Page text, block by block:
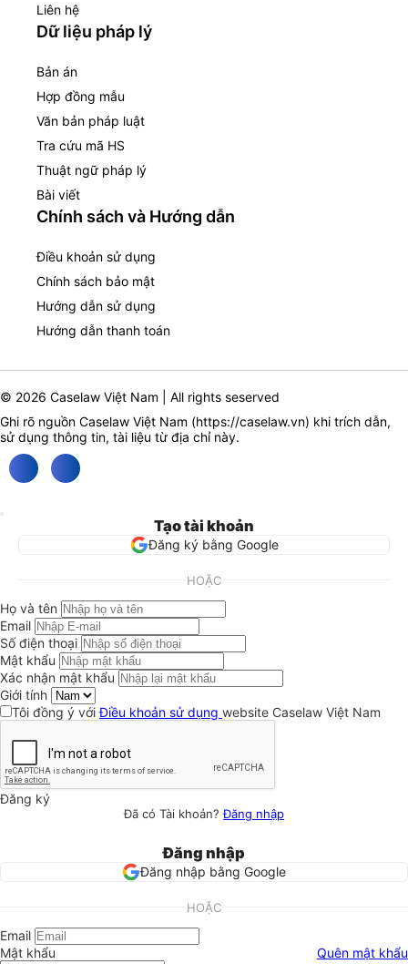
Liên hệ
Dữ liệu pháp lý
Bản án
Hợp đồng mẫu
Văn bản pháp luật
Tra cứu mã HS
Thuật ngữ pháp lý
Bài viết
Chính sách và Hướng dẫn
Điều khoản sử dụng
Chính sách bảo mật
Hướng dẫn sử dụng
Hướng dẫn thanh toán
© 2026 Caselaw Việt Nam | All rights seserved
Ghi rõ nguồn Caselaw Việt Nam (https://caselaw.vn) khi trích dẫn,
sử dụng thông tin, tài liệu từ địa chỉ này.
Tạo tài khoản
Đăng ký bằng Google
HOẶC
Họ và tên
Email
Số điện thoại
Mật khẩu
Xác nhận mật khẩu
Giới tính
Tôi đồng ý vớiĐiều khoản sử dụng website Caselaw Việt Nam
Đăng ký
Đã có Tài khoản?Đăng nhập
Đăng nhập
Đăng nhập bằng Google
HOẶC
Email
Mật khẩu
Quên mật khẩu